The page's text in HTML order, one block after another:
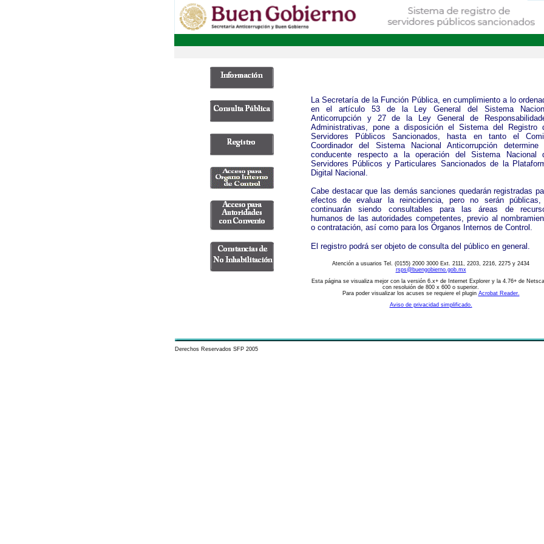
La Secretaría de la Función Pública, en cumplimiento a lo
en el artículo 53 de la Ley General del Sistema
Anticorrupción y 27 de la Ley General de
Administrativas, pone a disposición el Sistema del Registro
Servidores Públicos Sancionados, hasta en tanto el
Coordinador del Sistema Nacional Anticorrupción determine
conducente respecto a la operación del Sistema Nacional
Servidores Públicos y Particulares Sancionados de la
Digital Nacional.
Cabe destacar que las demás sanciones quedarán registradas
efectos de evaluar la reincidencia, pero no serán
continuarán siendo consultables para las áreas de
humanos de las autoridades competentes, previo al
o contratación, así como para los Órganos Internos de Control.
El registro podrá ser objeto de consulta del público en general.
Atención a usuarios Tel. (0155) 2000 3000 Ext. 2111, 2203, 2216, 2275 y 2434
rsps@buengobierno.gob.mx
Esta página se visualiza mejor con la versión 6.x+ de Internet Explorer y la 4.76+ de
con resoluión de 800 x 600 o superior.
Para poder visualizar los acuses se requiere el plugin Acrobat Reader.
Aviso de privacidad simplificado.
Derechos Reservados SFP 2005